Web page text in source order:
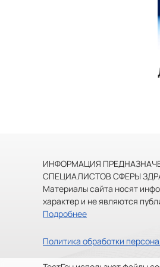
ИНФОРМАЦИЯ
СПЕЦИАЛИСТОВ СФЕРЫ
Материалы сайта носят
характер и не являются
Подробнее
Политика обработки